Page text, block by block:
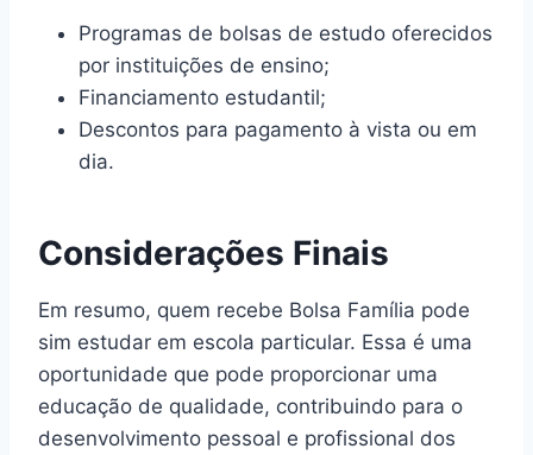
Programas de bolsas de estudo oferecidos
por instituições de ensino;
Financiamento estudantil;
Descontos para pagamento à vista ou em
dia.
Considerações Finais
Em resumo, quem recebe Bolsa Família pode
sim estudar em escola particular. Essa é uma
oportunidade que pode proporcionar uma
educação de qualidade, contribuindo para o
desenvolvimento pessoal e profissional dos